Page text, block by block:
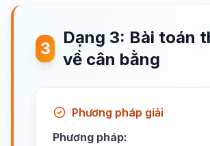
3
Dạng 3: Bài toán
về cân bằng
Phương pháp giải
Phương pháp: